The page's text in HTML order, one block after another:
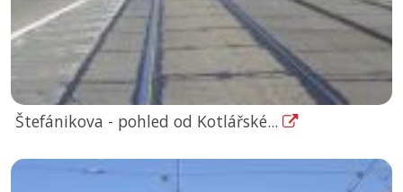
Štefánikova - pohled od Kotlářské...